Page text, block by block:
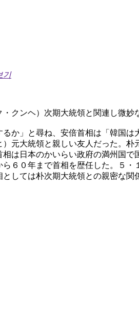
기
クンヘ）次期大統領と関連し微妙
か」と尋ね、安倍首相は「韓国
元大統領と親しい友人だった。
は日本のかいらい政府の満州国
６０年まで首相を歴任した。５
しては朴次期大統領との親密な